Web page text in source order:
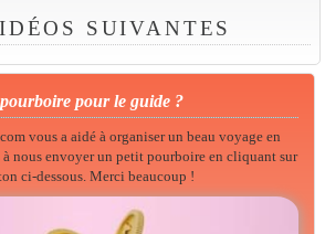
SUIVANTES
pour le guide ?
vous a aidé à organiser un beau voyage en
nous envoyer un petit pourboire en cliquant sur
ci-dessous. Merci beaucoup !